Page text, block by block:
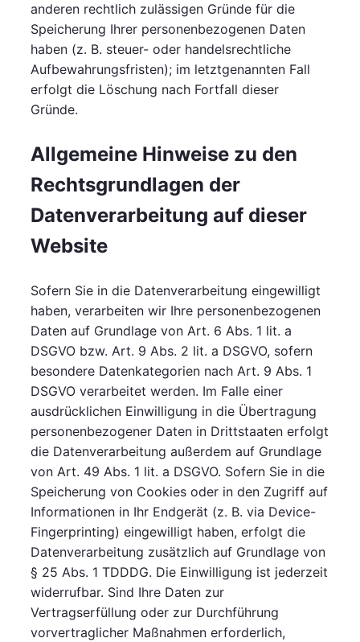
anderen rechtlich zulässigen Gründe für die
Speicherung Ihrer personenbezogenen Daten
haben (z. B. steuer- oder handelsrechtliche
Aufbewahrungsfristen); im letztgenannten Fall
erfolgt die Löschung nach Fortfall dieser
Gründe.
Allgemeine Hinweise zu den
Rechtsgrundlagen der
Datenverarbeitung auf dieser
Website
Sofern Sie in die Datenverarbeitung eingewilligt
haben, verarbeiten wir Ihre personenbezogenen
Daten auf Grundlage von Art. 6 Abs. 1 lit. a
DSGVO bzw. Art. 9 Abs. 2 lit. a DSGVO, sofern
besondere Datenkategorien nach Art. 9 Abs. 1
DSGVO verarbeitet werden. Im Falle einer
ausdrücklichen Einwilligung in die Übertragung
personenbezogener Daten in Drittstaaten erfolgt
die Datenverarbeitung außerdem auf Grundlage
von Art. 49 Abs. 1 lit. a DSGVO. Sofern Sie in die
Speicherung von Cookies oder in den Zugriff auf
Informationen in Ihr Endgerät (z. B. via Device-
Fingerprinting) eingewilligt haben, erfolgt die
Datenverarbeitung zusätzlich auf Grundlage von
§ 25 Abs. 1 TDDDG. Die Einwilligung ist jederzeit
widerrufbar. Sind Ihre Daten zur
Vertragserfüllung oder zur Durchführung
vorvertraglicher Maßnahmen erforderlich,